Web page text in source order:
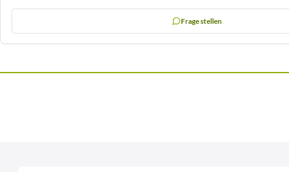
Frage stellen